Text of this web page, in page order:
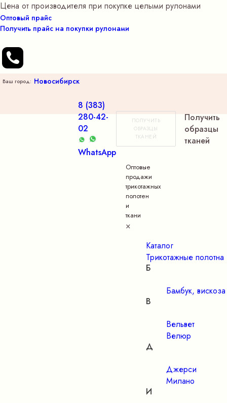
Цена от производителя при покупке целыми рулонами
Оптовый прайс
Получить прайс на покупки рулонами
Ваш город: Новосибирск
8 (383)
280-42-
02
WhatsApp
ПОЛУЧИТЬ
ОБРАЗЦЫ
ТКАНЕЙ
Получить
образцы
тканей
Оптовые
продажи
трикотажных
полотен
и
ткани
×
Каталог
Трикотажные полотна
Б
Бамбук, вискоза
В
Вельвет
Велюр
Д
Джерси
Милано
И